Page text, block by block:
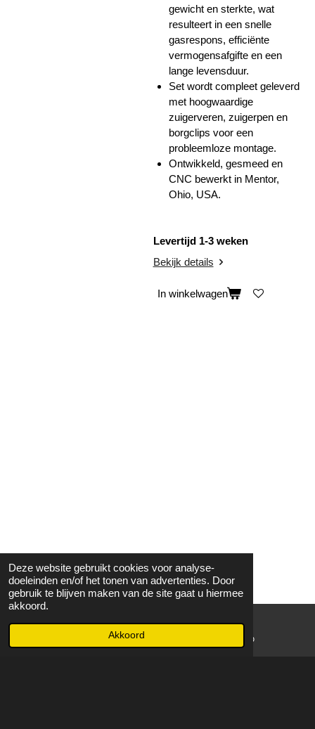
Deze website gebruikt cookies voor analyse-
doeleinden en/of het tonen van advertenties. Door
gebruik te blijven maken van de site gaat u hiermee
akkoord.
Akkoord
gewicht en sterkte, wat
resulteert in een snelle
gasrespons, efficiënte
vermogensafgifte en een
lange levensduur.
Set wordt compleet geleverd
met hoogwaardige
zuigerveren, zuigerpen en
borgclips voor een
probleemloze montage.
Ontwikkeld, gesmeed en
CNC bewerkt in Mentor,
Ohio, USA.
Levertijd 1-3 weken
Bekijk details
In winkelwagen
WhatsApp